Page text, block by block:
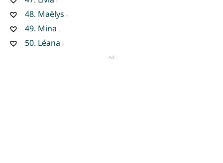
48. Maëlys
49. Mina
50. Léana